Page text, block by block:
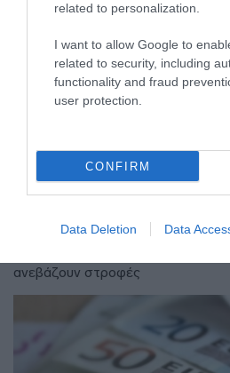
related to personalization.
I want to allow Google to
related to security, including
functionality and fraud
user protection.
CONFIRM
Data Deletion Data
Στα 15 δισ. ευρώ ο
δάνεια το 2026
ανεβάζουν στροφές